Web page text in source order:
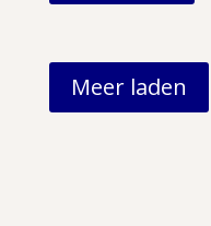
Meer laden